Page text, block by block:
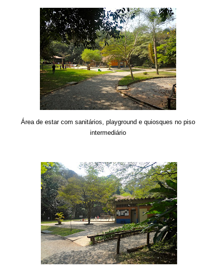
Área de estar com sanitários, playground e quiosques no piso
intermediário